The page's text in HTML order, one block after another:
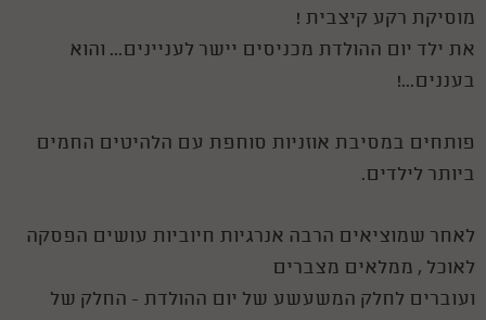
מוסיקת רקע קיצבית !
את ילד יום ההולדת מכניסים יישר לעניינים... והוא
בעננים...!
פותחים במסיבת אוזניות סוחפת עם הלהיטים החמים
ביותר לילדים.
לאחר שמוציאים הרבה אנרגיות חיוביות עושים הפסקה
לאוכל , ממלאים מצברים
ועוברים לחלק המשעשע של יום ההולדת - החלק של